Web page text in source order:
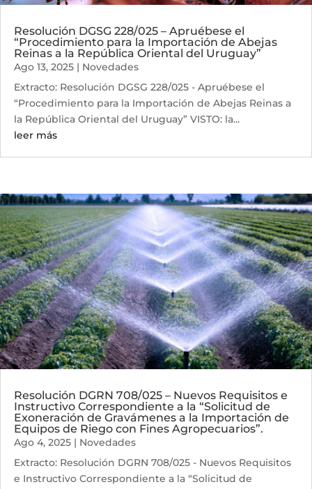
Resolución DGSG 228/025 – Apruébese el
“Procedimiento para la Importación de Abejas
Reinas a la República Oriental del Uruguay”
Ago 13, 2025 | Novedades
Extracto: Resolución DGSG 228/025 - Apruébese el
“Procedimiento para la Importación de Abejas Reinas a
la República Oriental del Uruguay” VISTO: la...
leer más
Resolución DGRN 708/025 – Nuevos Requisitos e
Instructivo Correspondiente a la “Solicitud de
Exoneración de Gravámenes a la Importación de
Equipos de Riego con Fines Agropecuarios”.
Ago 4, 2025 | Novedades
Extracto: Resolución DGRN 708/025 - Nuevos Requisitos
e Instructivo Correspondiente a la “Solicitud de